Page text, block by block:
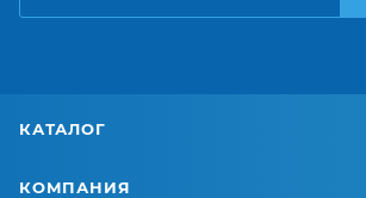
КАТАЛОГ
КОМПАНИЯ